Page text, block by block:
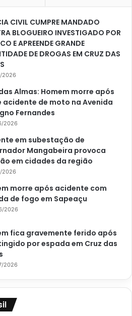
CIVIL CUMPRE MANDADO
BLOGUEIRO INVESTIGADO POR
E APREENDE GRANDE
DE DROGAS EM CRUZ DAS
2026
Almas: Homem morre após
acidente de moto na Avenida
Fernandes
2026
em subestação de
Mangabeira provoca
em cidades da região
2026
morre após acidente com
de fogo em Sapeaçu
2026
fica gravemente ferido após
por espada em Cruz das
2026